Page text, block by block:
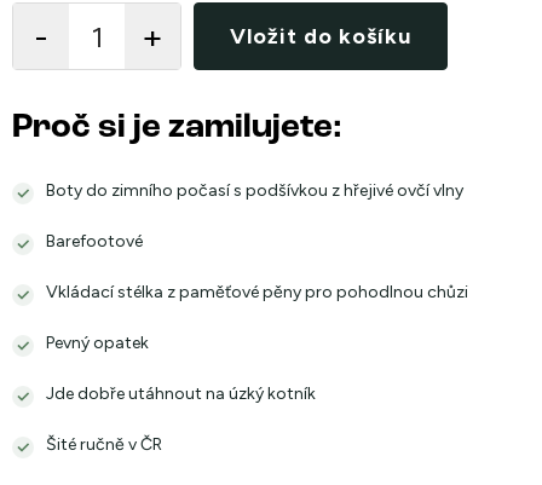
cena:
Vložit do košíku
Proč si je zamilujete:
Boty do zimního počasí s podšívkou z hřejivé ovčí vlny
Barefootové
Vkládací stélka z paměťové pěny pro pohodlnou chůzi
Pevný opatek
Jde dobře utáhnout na úzký kotník
Šité ručně v ČR